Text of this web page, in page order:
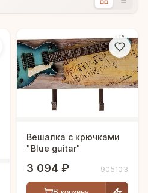
Вешалка с крючками
"Blue guitar"
3 094 ₽ 905103